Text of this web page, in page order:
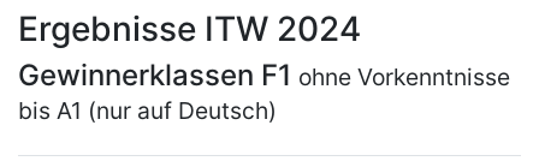
Ergebnisse ITW 2024
Gewinnerklassen F1 ohne Vorkenntnisse
bis A1 (nur auf Deutsch)